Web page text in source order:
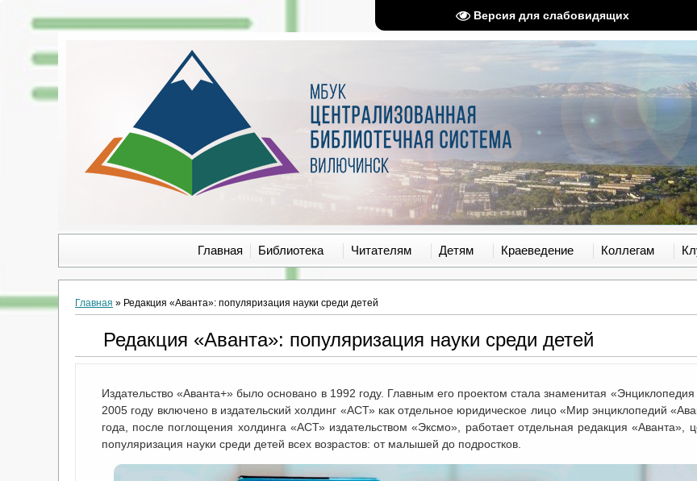
Версия для слабовидящих
Главная Библиотека Читателям Детям Краеведение Коллегам
Главная » Редакция «Аванта»: популяризация науки среди детей
Редакция «Аванта»: популяризация науки среди детей
Издательство «Аванта+» было основано в 1992 году. Главным его проектом стала знаменитая
2005 году включено в издательский холдинг «АСТ» как отдельное юридическое лицо «Мир энциклопедий
года, после поглощения холдинга «АСТ» издательством «Эксмо», работает отдельная редакция «Аванта»,
популяризация науки среди детей всех возрастов: от малышей до подростков.